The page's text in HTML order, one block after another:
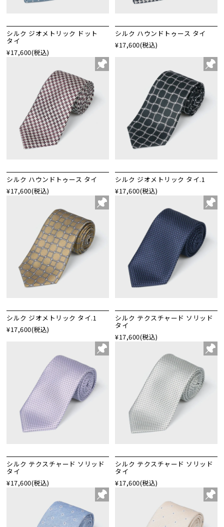
シルク ジオメトリック ドット
タイ
¥17,600(税込)
シルク ハウンドトゥース タイ
¥17,600(税込)
シルク ハウンドトゥース タイ
¥17,600(税込)
シルク ジオメトリック タイ.1
¥17,600(税込)
シルク ジオメトリック タイ.1
¥17,600(税込)
シルク テクスチャード ソリッド
タイ
¥17,600(税込)
シルク テクスチャード ソリッド
タイ
¥17,600(税込)
シルク テクスチャード ソリッド
タイ
¥17,600(税込)